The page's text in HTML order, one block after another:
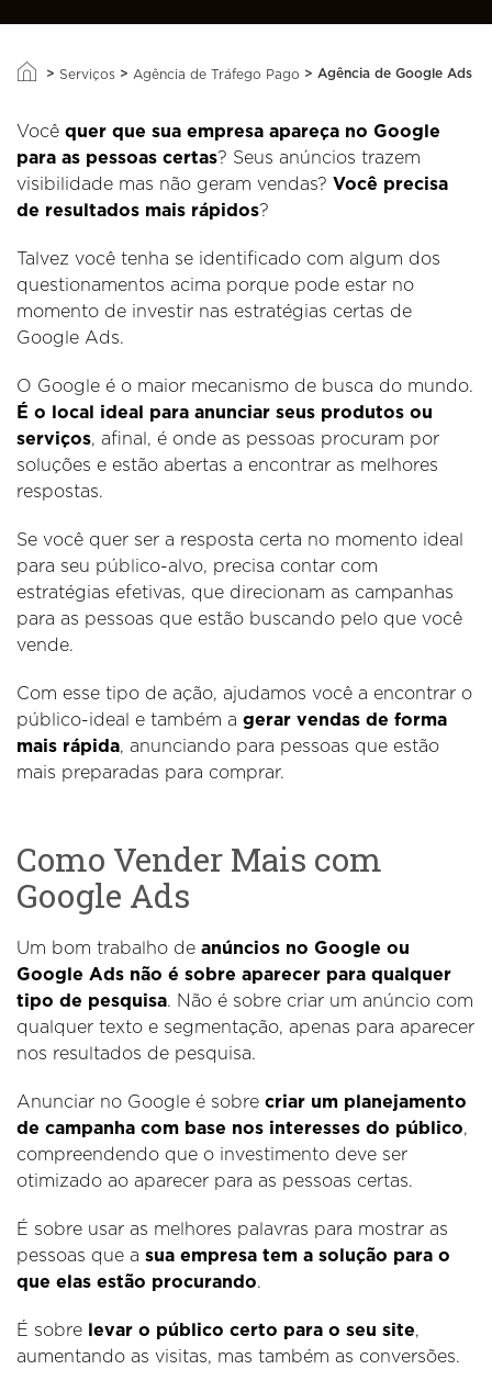
> Serviços > Agência de Tráfego Pago > Agência de Google Ads
Você quer que sua empresa apareça no Google
para as pessoas certas? Seus anúncios trazem
visibilidade mas não geram vendas? Você precisa
de resultados mais rápidos?
Talvez você tenha se identificado com algum dos
questionamentos acima porque pode estar no
momento de investir nas estratégias certas de
Google Ads.
O Google é o maior mecanismo de busca do mundo.
É o local ideal para anunciar seus produtos ou
serviços, afinal, é onde as pessoas procuram por
soluções e estão abertas a encontrar as melhores
respostas.
Se você quer ser a resposta certa no momento ideal
para seu público-alvo, precisa contar com
estratégias efetivas, que direcionam as campanhas
para as pessoas que estão buscando pelo que você
vende.
Com esse tipo de ação, ajudamos você a encontrar o
público-ideal e também a gerar vendas de forma
mais rápida, anunciando para pessoas que estão
mais preparadas para comprar.
Como Vender Mais com
Google Ads
Um bom trabalho de anúncios no Google ou
Google Ads não é sobre aparecer para qualquer
tipo de pesquisa. Não é sobre criar um anúncio com
qualquer texto e segmentação, apenas para aparecer
nos resultados de pesquisa.
Anunciar no Google é sobre criar um planejamento
de campanha com base nos interesses do público,
compreendendo que o investimento deve ser
otimizado ao aparecer para as pessoas certas.
É sobre usar as melhores palavras para mostrar as
pessoas que a sua empresa tem a solução para o
que elas estão procurando.
É sobre levar o público certo para o seu site,
aumentando as visitas, mas também as conversões.